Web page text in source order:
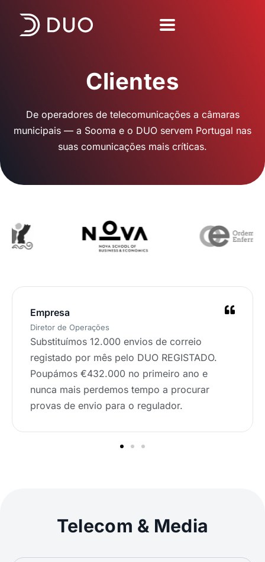
Clientes
De operadores de telecomunicações a câmaras
municipais — a Sooma e o DUO servem Portugal nas
suas comunicações mais críticas.
Empresa
Diretor de Operações
Substituímos 12.000 envios de correio
registado por mês pelo DUO REGISTADO.
Poupámos €432.000 no primeiro ano e
nunca mais perdemos tempo a procurar
provas de envio para o regulador.
Telecom & Media